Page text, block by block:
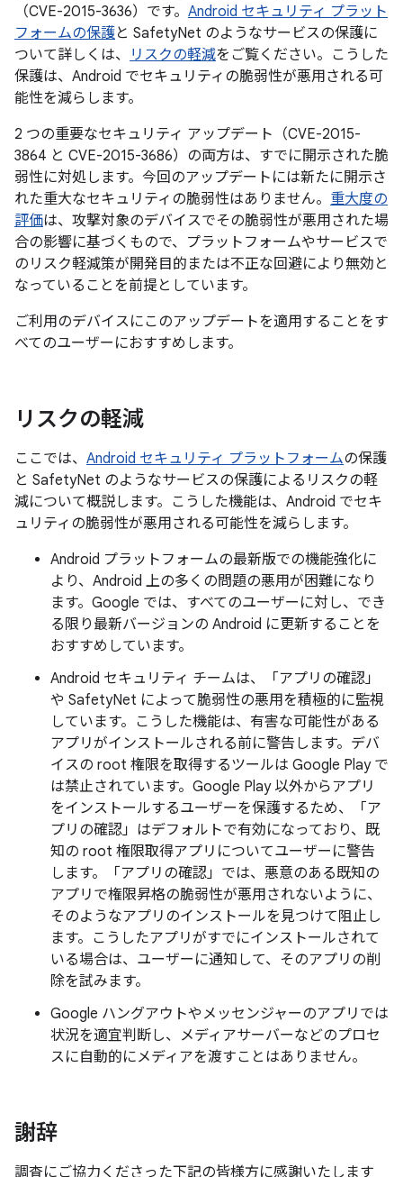
（CVE-2015-3636）です。 Android セキュリティ プラット
フォームの保護と SafetyNet のようなサービスの保護に
ついて詳しくは、
リスクの軽減をご覧ください。こうした
保護は、Android でセキュリティの脆弱性が悪用される可
能性を減らします。
2 つの重要なセキュリティ アップデート（CVE-2015-
3864 と CVE-2015-3686）の両方は、すでに開示された脆
弱性に対処します。今回のアップデートには新たに開示さ
れた重大なセキュリティの脆弱性はありません。 重大度の
評価は、攻撃対象のデバイスでその脆弱性が悪用された場
合の影響に基づくもので、プラットフォームやサービスで
のリスク軽減策が開発目的または不正な回避により無効と
なっていることを前提としています。
ご利用のデバイスにこのアップデートを適用することをす
べてのユーザーにおすすめします。
リスクの軽減
ここでは、 Android セキュリティ プラットフォームの保護
と SafetyNet のようなサービスの保護によるリスクの軽
減について概説します。こうした機能は、Android でセキ
ュリティの脆弱性が悪用される可能性を減らします。
Android プラットフォームの最新版での機能強化に
より、Android 上の多くの問題の悪用が困難になり
ます。Google では、すべてのユーザーに対し、でき
る限り最新バージョンの Android に更新することを
おすすめしています。
Android セキュリティ チームは、「アプリの確認」
や SafetyNet によって脆弱性の悪用を積極的に監視
しています。こうした機能は、有害な可能性がある
アプリがインストールされる前に警告します。デバ
イスの root 権限を取得するツールは Google Play で
は禁止されています。Google Play 以外からアプリ
をインストールするユーザーを保護するため、「ア
プリの確認」はデフォルトで有効になっており、既
知の root 権限取得アプリについてユーザーに警告
します。「アプリの確認」では、悪意のある既知の
アプリで権限昇格の脆弱性が悪用されないように、
そのようなアプリのインストールを見つけて阻止し
ます。こうしたアプリがすでにインストールされて
いる場合は、ユーザーに通知して、そのアプリの削
除を試みます。
Google ハングアウトやメッセンジャーのアプリでは
状況を適宜判断し、メディアサーバーなどのプロセ
スに自動的にメディアを渡すことはありません。
謝辞
調査にご協力くださった下記の皆様方に感謝いたします